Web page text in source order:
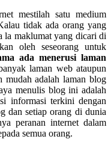
mestilah satu medium
tidak ada orang yang
la maklumat yang dicari di
oleh seseorang untuk
ada menerusi laman
laman web ataupun
adalah laman blog
menulis blog ini adalah
informasi terkini dengan
dan setiap orang di dunia
peranan internet dalam
semua orang.